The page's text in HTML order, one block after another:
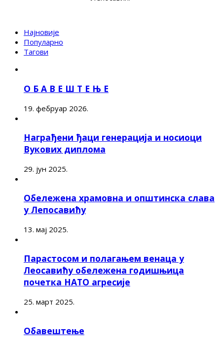
Најновије
Популарно
Тагови
О Б А В Е Ш Т Е Њ Е
19. фебруар 2026.
Награђени ђаци генерација и носиоци
Вукових диплома
29. јун 2025.
Обележена храмовна и општинска слава
у Лепосавићу
13. мај 2025.
Парастосом и полагањем венаца у
Леосавићу обележена годишњица
почетка НАТО агресије
25. март 2025.
Обавештење